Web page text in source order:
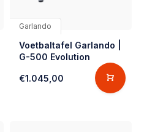
Garlando
Voetbaltafel Garlando |
G-500 Evolution
€1.045,00